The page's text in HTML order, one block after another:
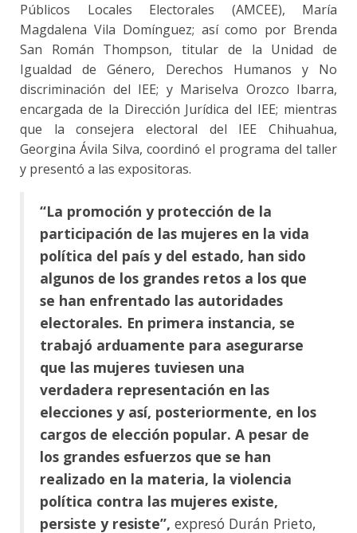
Públicos Locales Electorales (AMCEE), María
Magdalena Vila Domínguez; así como por Brenda
San Román Thompson, titular de la Unidad de
Igualdad de Género, Derechos Humanos y No
discriminación del IEE; y Mariselva Orozco Ibarra,
encargada de la Dirección Jurídica del IEE; mientras
que la consejera electoral del IEE Chihuahua,
Georgina Ávila Silva, coordinó el programa del taller
y presentó a las expositoras.
“La promoción y protección de la
participación de las mujeres en la vida
política del país y del estado, han sido
algunos de los grandes retos a los que
se han enfrentado las autoridades
electorales. En primera instancia, se
trabajó arduamente para asegurarse
que las mujeres tuviesen una
verdadera representación en las
elecciones y así, posteriormente, en los
cargos de elección popular. A pesar de
los grandes esfuerzos que se han
realizado en la materia, la violencia
política contra las mujeres existe,
persiste y resiste”, expresó Durán Prieto,